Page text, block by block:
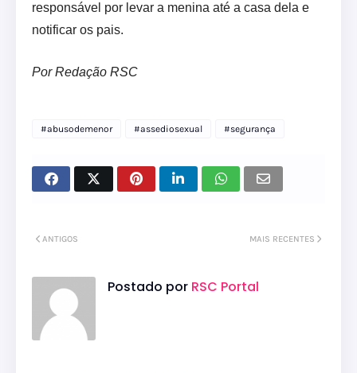
responsável por levar a menina até a casa dela e
notificar os pais.
Por Redação RSC
#abusodemenor #assediosexual #segurança
MAIS RECENTES
ANTIGOS
Postado por RSC Portal